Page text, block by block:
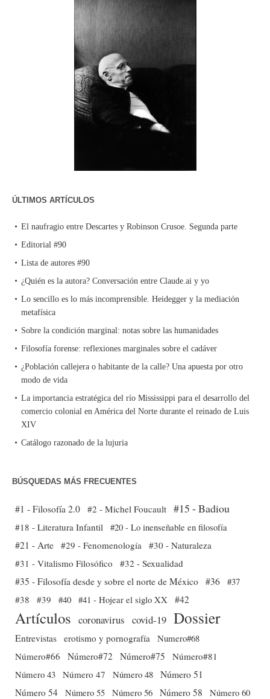
ÚLTIMOS ARTÍCULOS
El naufragio entre Descartes y Robinson Crusoe. Segunda parte
Editorial #90
Lista de autores #90
¿Quién es la autora? Conversación entre Claude.ai y yo
Lo sencillo es lo más incomprensible. Heidegger y la mediación
metafísica
Sobre la condición marginal: notas sobre las humanidades
Filosofía forense: reflexiones marginales sobre el cadáver
¿Población callejera o habitante de la calle? Una apuesta por otro
modo de vida
La importancia estratégica del río Mississippi para el desarrollo del
comercio colonial en América del Norte durante el reinado de Luis
XIV
Catálogo razonado de la lujuria
BÚSQUEDAS MÁS FRECUENTES
#1 - Filosofía 2.0 #2 - Michel Foucault #15 - Badiou
#18 - Literatura Infantil #20 - Lo inenseñable en filosofía
#21 - Arte #29 - Fenomenología
#30 - Naturaleza
#31 - Vitalismo Filosófico
#32 - Sexualidad
#35 - Filosofía desde y sobre el norte de México #36 #37
#38
#39 #40 #41 - Hojear el siglo XX #42
Artículos coronavirus covid-19 Dossier
Entrevistas erotismo y pornografía
Numero#68
Número#66
Número#72 Número#75
Número#81
Número 43 Número 47 Número 48 Número 51
Número 54 Número 55 Número 56 Número 58
Número 60